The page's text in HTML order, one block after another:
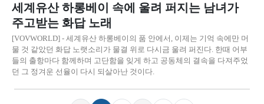
세계유산 하롱베이 속에 울려 퍼지는 남녀가
주고받는 화답 노래
[VOVWORLD] - 세계유산 하롱베이의 품 안에서, 이제는 기억 속에만 머
물 것 같았던 화답 노랫소리가 물결 위로 다시금 울려 퍼진다. 한때 어부
들의 출항마다 함께하며 고단함을 잊게 하고 공동체의 결속을 다져주었
던 그 정겨운 선율이 다시 되살아난 것이다.